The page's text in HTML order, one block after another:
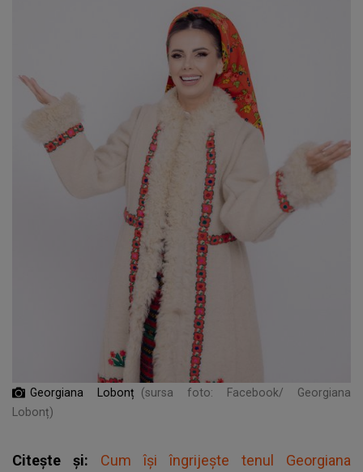
Georgiana Lobonț
(sursa foto: Facebook/ Georgiana
Lobonț)
Citește și: Cum își îngrijește tenul Georgiana